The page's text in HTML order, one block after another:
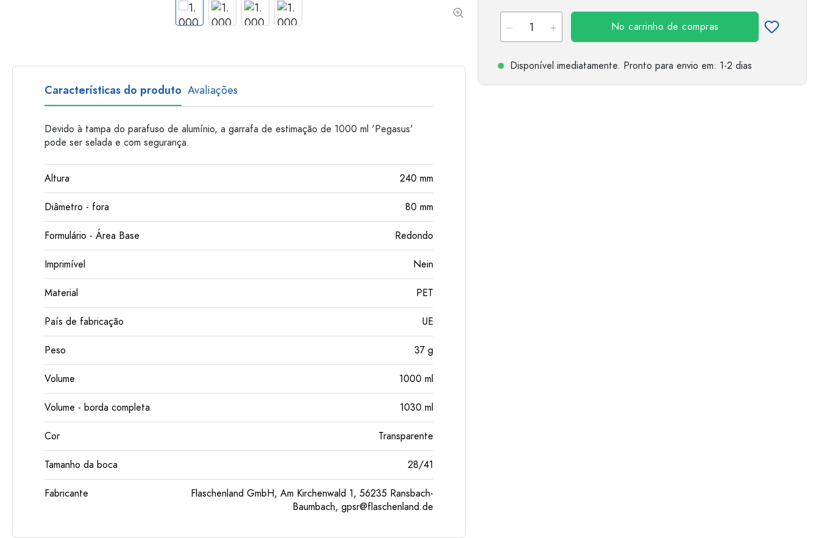
Garrafas de plastico
No carrinho de compras
Disponível imediatamente. Pronto para envio em: 1-2 dias
Características do produto Avaliações
Devido à tampa do parafuso de alumínio, a garrafa de estimação de 1000 ml 'Pegasus'
pode ser selada e com segurança.
Altura 240 mm
Diâmetro - fora 80 mm
Formulário - Área Base Redondo
Imprimível Nein
Material PET
País de fabricação UE
Peso 37 g
Volume 1000 ml
Volume - borda completa 1030 ml
Cor Transparente
Tamanho da boca 28/41
Fabricante
Flaschenland GmbH, Am Kirchenwald 1, 56235 Ransbach-
Baumbach, gpsr@flaschenland.de